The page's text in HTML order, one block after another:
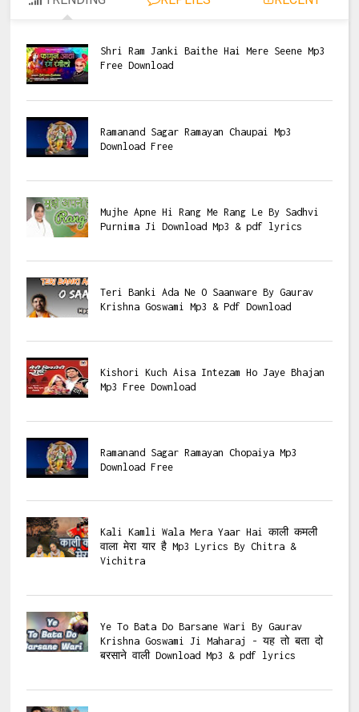
Shri Ram Janki Baithe Hai Mere Seene Mp3
Free Download
Ramanand Sagar Ramayan Chaupai Mp3
Download Free
Mujhe Apne Hi Rang Me Rang Le By Sadhvi
Purnima Ji Download Mp3 & pdf lyrics
Teri Banki Ada Ne O Saanware By Gaurav
Krishna Goswami Mp3 & Pdf Download
Kishori Kuch Aisa Intezam Ho Jaye Bhajan
Mp3 Free Download
Ramanand Sagar Ramayan Chopaiya Mp3
Download Free
Kali Kamli Wala Mera Yaar Hai काली कमली
वाला मेरा यार है Mp3 Lyrics By Chitra &
Vichitra
Ye To Bata Do Barsane Wari By Gaurav
Krishna Goswami Ji Maharaj - यह तो बता दो
बरसाने वाली Download Mp3 & pdf lyrics